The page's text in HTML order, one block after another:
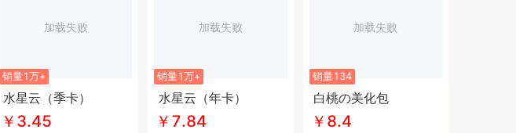
加载失败
销量1万+
水星云（季卡）
￥3.45
加载失败
销量1万+
水星云（年卡）
￥7.84
加载失败
销量134
白桃の美化包
￥8.4